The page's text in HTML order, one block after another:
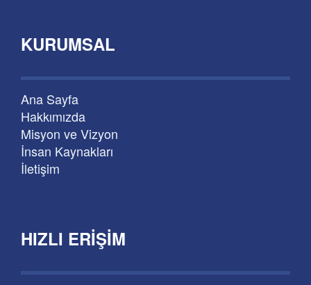
KURUMSAL
Ana Sayfa
Hakkımızda
Misyon ve Vizyon
İnsan Kaynakları
İletişim
HIZLI ERIŞIM